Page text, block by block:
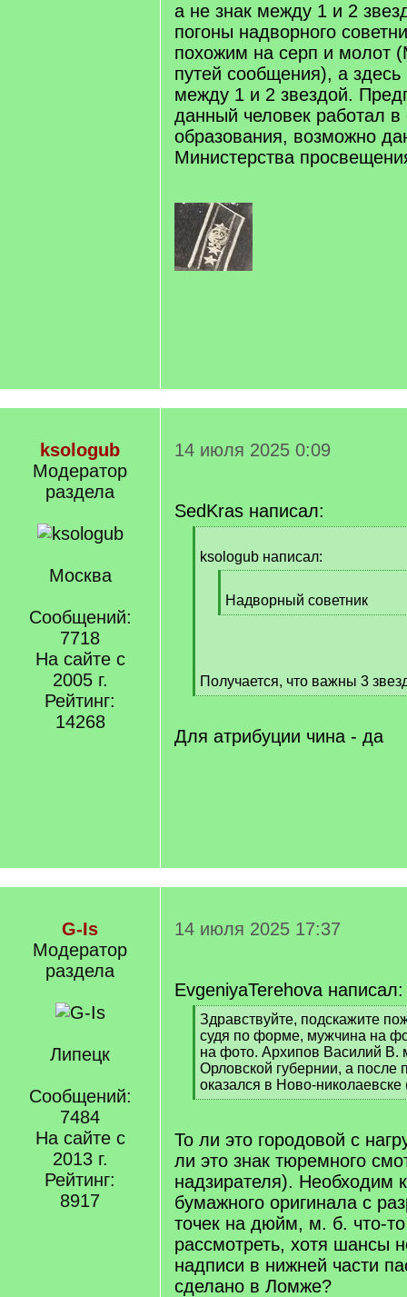
а не знак между 1 и 2
погоны надворного
похожим на серп и молот
путей сообщения), а здесь
между 1 и 2 звездой.
данный человек работал
образования, возможно
Министерства
ksologub
Модератор
раздела
Москва
Сообщений:
7718
На сайте с
2005 г.
Рейтинг:
14268
14 июля 2025 0:09
SedKras написал:
q
ksologub написал:
q
]
Надворный советник
[
Получается, что важны 3
[
q
]
Для атрибуции чина - да
G-Is
Модератор
раздела
Липецк
Сообщений:
7484
На сайте с
2013 г.
Рейтинг:
8917
14 июля 2025 17:37
EvgeniyaTerehova написал:
[
q
]
Здравствуйте, подскажите
судя по форме, мужчина на
на фото. Архипов Василий В.
Орловской губернии, а после
оказался в Ново-
[
q
]
То ли это городовой с
ли это знак тюремного
надзирателя). Необходим
бумажного оригинала с
точек на дюйм, м. б. что-то
рассмотреть, хотя шансы
надписи в нижней части
сделано в Ломже?